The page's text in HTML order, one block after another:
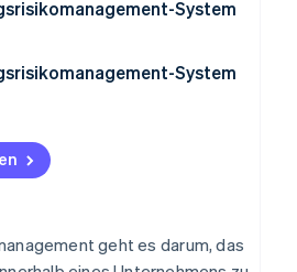
ansehen
Verlusten nach Betrug
System
durchführen
aufstellen
Schulungsprogramme aufbauen
System
geht es darum, das